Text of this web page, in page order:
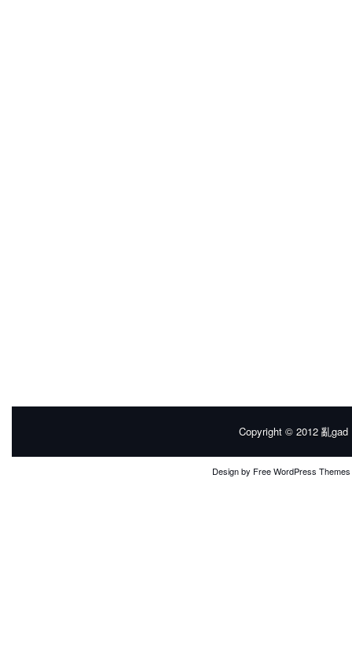
Copyright © 2012 亂gad
Design by Free WordPress Themes